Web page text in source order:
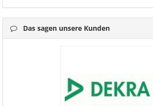
Das sagen unsere Kunden